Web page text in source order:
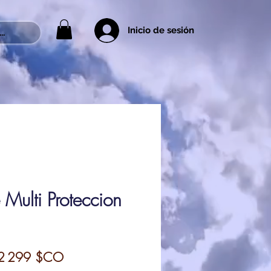
Inicio de sesión
Proteccion
299 $COPrix